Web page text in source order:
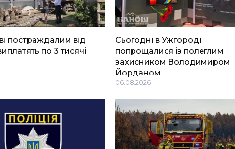
постраждалим від
по 3 тисячі
Сьогодні в Ужгороді
попрощалися із полеглим
захисником Володимиром
Йорданом
06.08.2026